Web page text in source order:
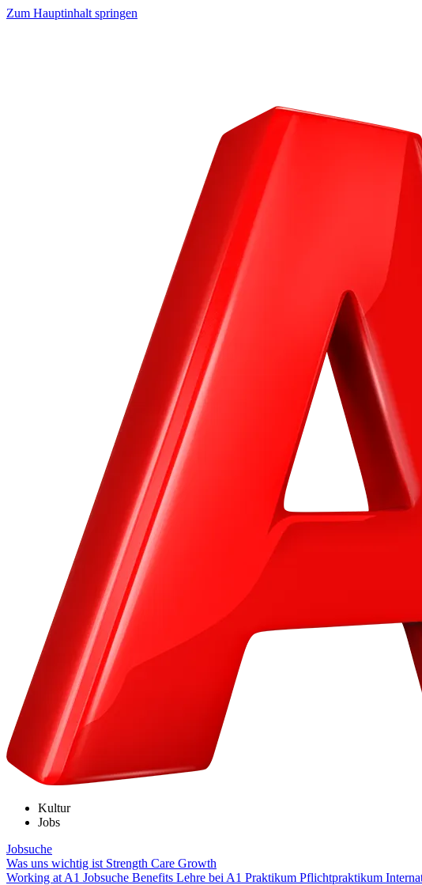
Zum Hauptinhalt springen
Kultur
Jobs
Jobsuche
Was uns wichtig ist Strength Care Growth
Working at A1 Jobsuche Benefits Lehre bei A1 Praktikum Pflichtpraktikum